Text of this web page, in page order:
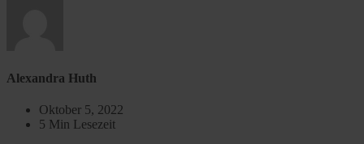
Alexandra Huth
Oktober 5, 2022
5 Min Lesezeit